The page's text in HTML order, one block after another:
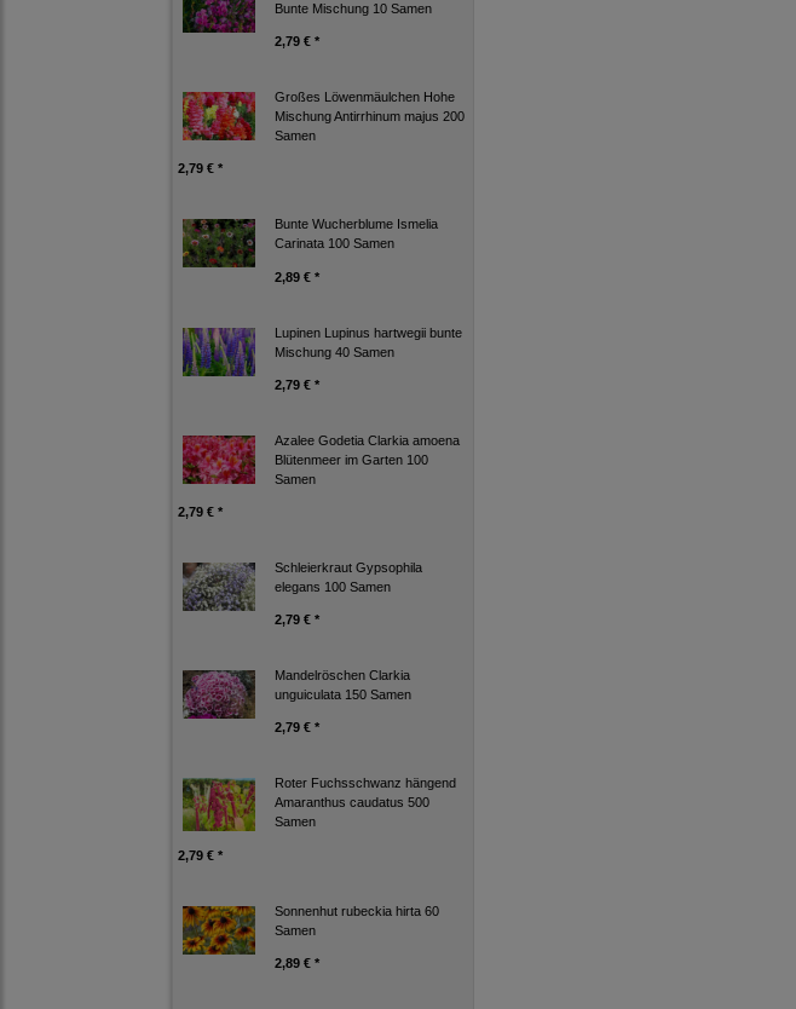
Bunte Mischung 10 Samen
2,79 € *
Großes Löwenmäulchen Hohe
Mischung Antirrhinum majus 200
Samen
2,79 € *
Bunte Wucherblume Ismelia
Carinata 100 Samen
2,89 € *
Lupinen Lupinus hartwegii bunte
Mischung 40 Samen
2,79 € *
Azalee Godetia Clarkia amoena
Blütenmeer im Garten 100
Samen
2,79 € *
Schleierkraut Gypsophila
elegans 100 Samen
2,79 € *
Mandelröschen Clarkia
unguiculata 150 Samen
2,79 € *
Roter Fuchsschwanz hängend
Amaranthus caudatus 500
Samen
2,79 € *
Sonnenhut rubeckia hirta 60
Samen
2,89 € *